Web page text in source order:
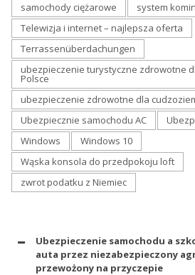
samochody ciężarowe
system
Telewizja i internet – najlepsza oferta
Terrassenüberdachungen
ubezpieczenie turystyczne zdrowotne
Polsce
ubezpieczenie zdrowotne dla
Ubezpiecznie samochodu AC
Windows
Windows 10
Wąska konsola do przedpokoju loft
zwrot podatku z Niemiec
Ubezpieczenie samochodu a
auta przez niezabezpieczony
przewożony na przyczepie